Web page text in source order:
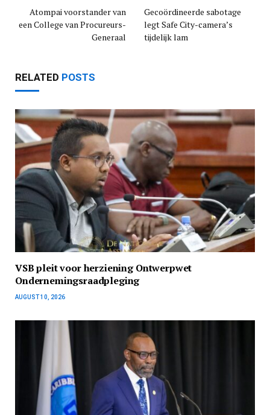
Atompai voorstander van
een College van Procureurs-
Generaal
Gecoördineerde sabotage
legt Safe City-camera’s
tijdelijk lam
RELATED POSTS
VSB pleit voor herziening Ontwerpwet
Ondernemingsraadpleging
AUGUST 10, 2026